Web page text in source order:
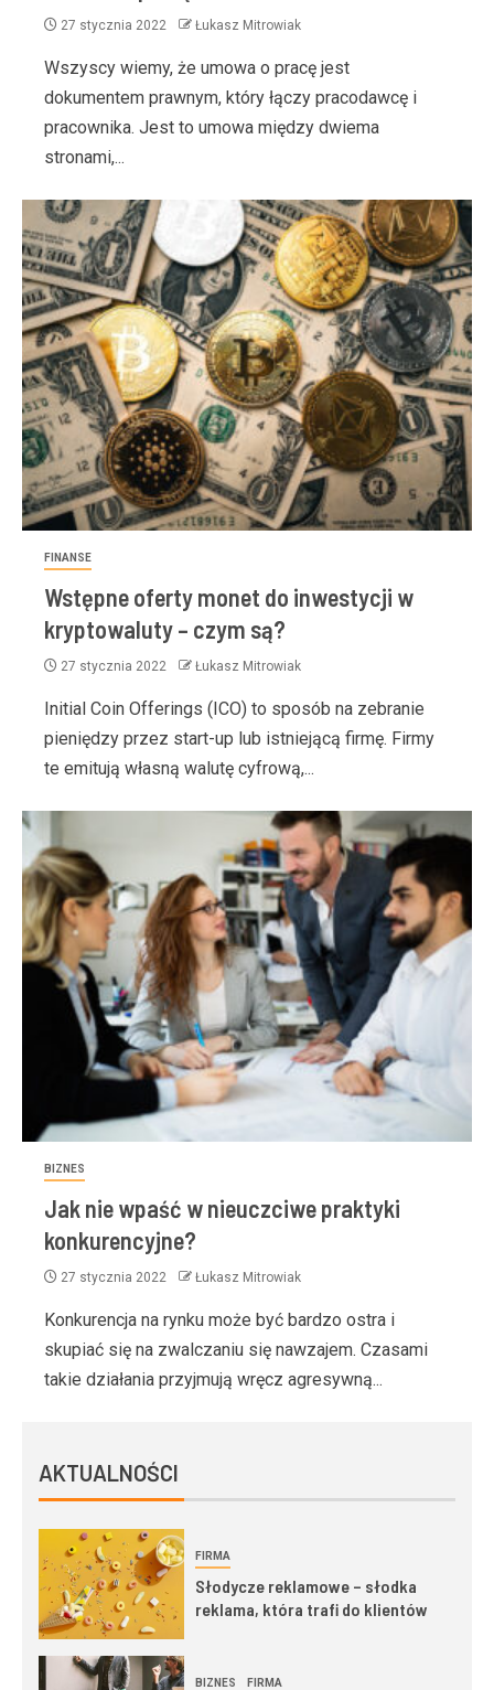
27 stycznia 2022 Łukasz Mitrowiak
Wszyscy wiemy, że umowa o pracę jest
dokumentem prawnym, który łączy pracodawcę i
pracownika. Jest to umowa między dwiema
stronami,...
FINANSE
Wstępne oferty monet do inwestycji w
kryptowaluty – czym są?
27 stycznia 2022 Łukasz Mitrowiak
Initial Coin Offerings (ICO) to sposób na zebranie
pieniędzy przez start-up lub istniejącą firmę. Firmy
te emitują własną walutę cyfrową,...
BIZNES
Jak nie wpaść w nieuczciwe praktyki
konkurencyjne?
27 stycznia 2022 Łukasz Mitrowiak
Konkurencja na rynku może być bardzo ostra i
skupiać się na zwalczaniu się nawzajem. Czasami
takie działania przyjmują wręcz agresywną...
AKTUALNOŚCI
FIRMA
Słodycze reklamowe – słodka
reklama, która trafi do klientów
BIZNES FIRMA